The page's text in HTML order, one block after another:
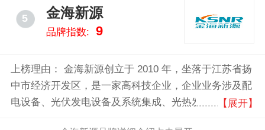
5 金海新源
品牌指数: 9
上榜理由： 金海新源创立于 2010 年，坐落于江苏省扬
中市经济开发区，是一家高科技企业，企业业务涉及配
电设备、光伏发电设备及系统集成、光热发电设备、合
【展开】